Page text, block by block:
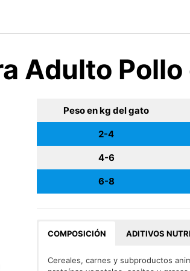
Adulto
Peso en kg del gato
2-4
4-6
6-8
COMPOSICIÓN ADITIVOS
Cereales, carnes y subproductos